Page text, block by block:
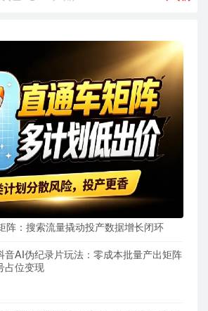
阵：搜索流量撬动投产数据增长闭环
音AI伪纪录片玩法：零成本批量产出矩阵
占位变现